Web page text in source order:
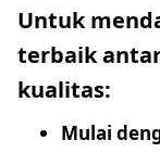
Untuk
terbaik
kualitas:
Mulai